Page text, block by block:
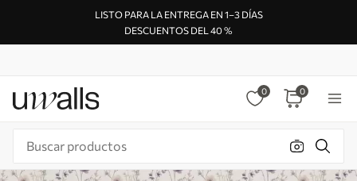
LISTO PARA LA ENTREGA EN 1–3 DÍAS
DESCUENTOS DEL 40 %
0 0